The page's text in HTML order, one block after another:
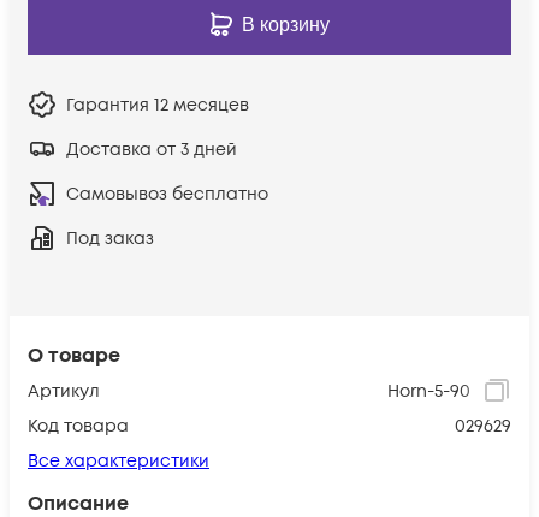
О товаре
Артикул
Horn-5-90
Код товара
029629
Все характеристики
Описание
В корзину
Гарантия 12 месяцев
Доставка от 3 дней
Самовывоз бесплатно
Под заказ